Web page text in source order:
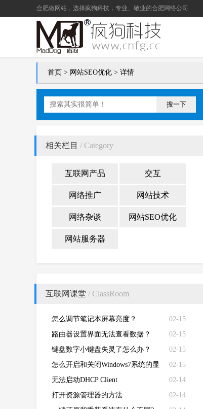
合肥做网站 ，选择疯狗科技，专业、敬业的合肥网络公司
首页 > 网站SEO优化 > 详情
搜一下
相关栏目 / Category
互联网产品 交互
网络推广 网站技术
网络杂谈 网站SEO优化
网站服务器
互联网课堂 / ClassRoom
02-15
怎么调节笔记本屏幕亮度？
02-15
路由器设置界面无法查看数据？
02-15
键盘数字小键盘失灵了怎么办？
02-15
怎么开启和关闭Windows7系统的显
卡硬件加速功能
02-14
无法启动DHCP Client
02-14
打开资源管理器的方法